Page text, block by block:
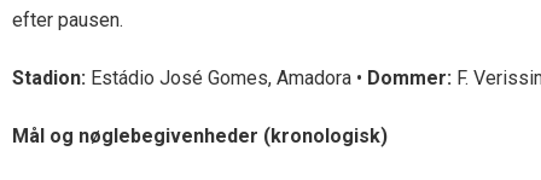
efter pausen.
Stadion: Estádio José Gomes, Amadora • Dommer: F.
Mål og nøglebegivenheder (kronologisk)